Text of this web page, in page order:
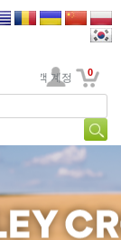
고객 계정 0